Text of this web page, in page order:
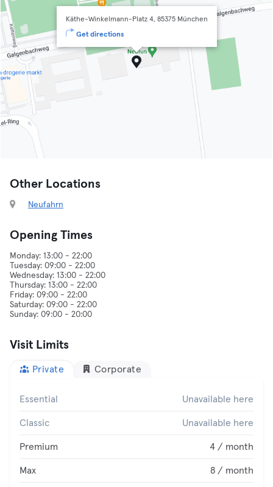
Käthe-Winkelmann-Platz 4, 85375 München
Get directions
Other Locations
Neufahrn
Opening Times
Monday: 13:00 - 22:00
Tuesday: 09:00 - 22:00
Wednesday: 13:00 - 22:00
Thursday: 13:00 - 22:00
Friday: 09:00 - 22:00
Saturday: 09:00 - 22:00
Visit Limits
Private Corporate
Essential Unavailable here
Classic Unavailable here
Premium 4 / month
Max 8 / month